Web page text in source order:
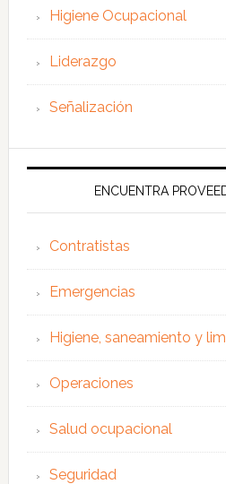
Higiene Ocupacional
Liderazgo
Señalización
ENCUENTRA
Contratistas
Emergencias
Higiene, saneamiento y
Operaciones
Salud ocupacional
Seguridad